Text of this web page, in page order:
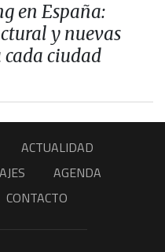
en España:
y nuevas
ciudad
ACTUALIDAD
AGENDA
CONTACTO